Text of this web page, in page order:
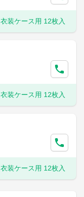
装ケース用 12枚入
装ケース用 12枚入
装ケース用 12枚入